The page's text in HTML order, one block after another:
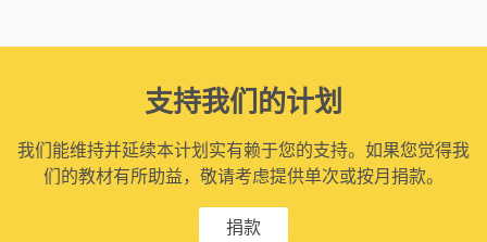
支持我们的计划
我们能维持并延续本计划实有赖于您的支持。如果您觉得我
们的教材有所助益，敬请考虑提供单次或按月捐款。
捐款